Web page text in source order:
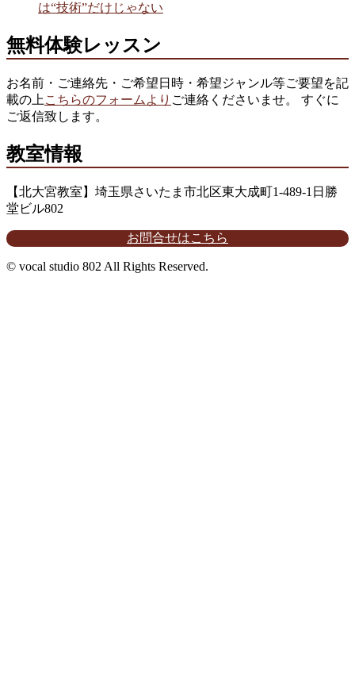
は“技術”だけじゃない
無料体験レッスン
お名前・ご連絡先・ご希望日時・希望ジャンル等ご要望を記
載の上 こちらのフォームより ご連絡くださいませ。 すぐに
ご返信致します。
教室情報
【北大宮教室】埼玉県さいたま市北区東大成町1-489-1日勝
堂ビル802
お問合せはこちら
© vocal studio 802 All Rights Reserved.